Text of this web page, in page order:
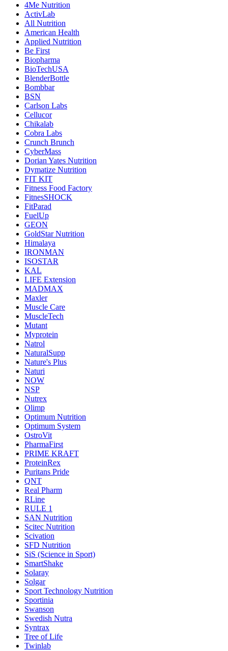
4Me Nutrition
ActivLab
All Nutrition
American Health
Applied Nutrition
Be First
Biopharma
BioTechUSA
BlenderBottle
Bombbar
BSN
Carlson Labs
Cellucor
Chikalab
Cobra Labs
Crunch Brunch
CyberMass
Dorian Yates Nutrition
Dymatize Nutrition
FIT KIT
Fitness Food Factory
FitnesSHOCK
FitParad
FuelUp
GEON
GoldStar Nutrition
Himalaya
IRONMAN
ISOSTAR
KAL
LIFE Extension
MADMAX
Maxler
Muscle Care
MuscleTech
Mutant
Myprotein
Natrol
NaturalSupp
Nature's Plus
Naturi
NOW
NSP
Nutrex
Olimp
Optimum Nutrition
Optimum System
OstroVit
PharmaFirst
PRIME KRAFT
ProteinRex
Puritans Pride
QNT
Real Pharm
RLine
RULE 1
SAN Nutrition
Scitec Nutrition
Scivation
SFD Nutrition
SiS (Science in Sport)
SmartShake
Solaray
Solgar
Sport Technology Nutrition
Sportinia
Swanson
Swedish Nutra
Syntrax
Tree of Life
Twinlab